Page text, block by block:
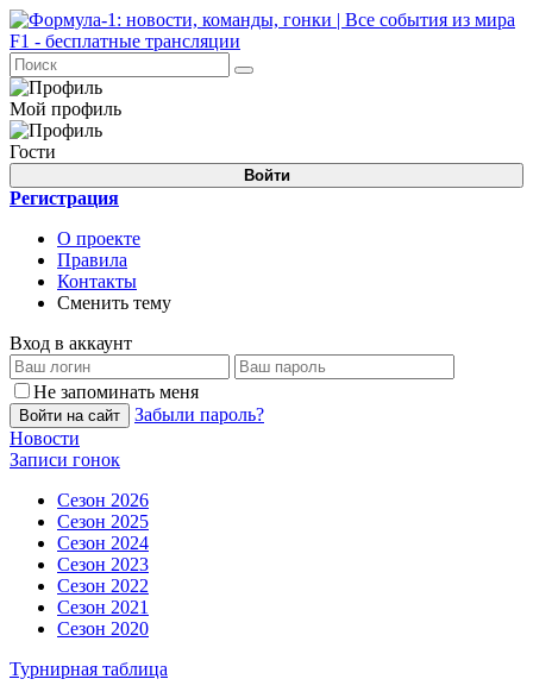
Мой профиль
Гости
Войти
Регистрация
О проекте
Правила
Контакты
Сменить тему
Вход в аккаунт
Не запоминать меня
Войти на сайт
Забыли пароль?
Новости
Записи гонок
Сезон 2026
Сезон 2025
Сезон 2024
Сезон 2023
Сезон 2022
Сезон 2021
Сезон 2020
Турнирная таблица